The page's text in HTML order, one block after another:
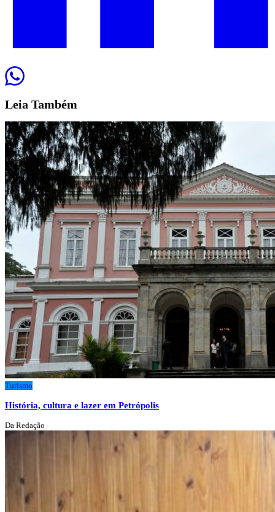
Leia Também
Turismo
História, cultura e lazer em Petrópolis
Da Redação